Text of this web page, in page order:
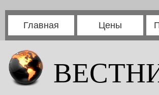
Главная Цены